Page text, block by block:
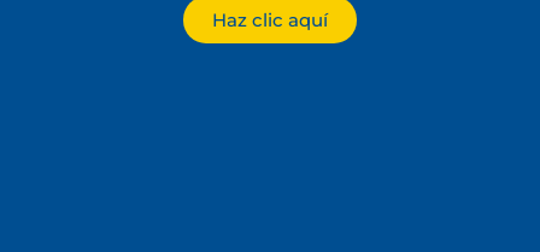
Haz clic aquí